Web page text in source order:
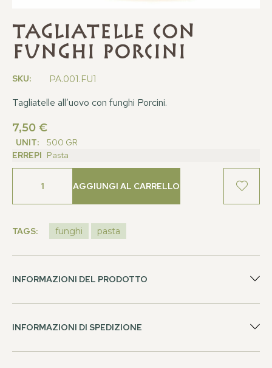
Tagliatelle con
funghi Porcini
SKU: PA.001.FU1
Tagliatelle all’uovo con funghi Porcini.
7,50 €
UNIT:
500 GR
ERREPI Pasta
AGGIUNGI AL CARRELLO
TAGS: funghi pasta
INFORMAZIONI DEL PRODOTTO
INFORMAZIONI DI SPEDIZIONE